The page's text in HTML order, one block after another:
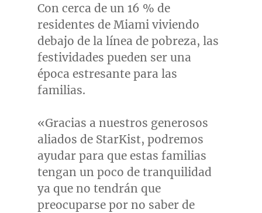
Con cerca de un 16 % de
residentes de Miami viviendo
debajo de la línea de pobreza, las
festividades pueden ser una
época estresante para las
familias.
«Gracias a nuestros generosos
aliados de StarKist, podremos
ayudar para que estas familias
tengan un poco de tranquilidad
ya que no tendrán que
preocuparse por no saber de